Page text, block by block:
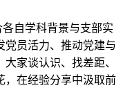
自学科背景与支部实
党员活力、推动党建与
大家谈认识、找差距、
，在经验分享中汲取前